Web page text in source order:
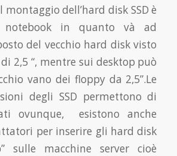
montaggio dell’hard disk SSD è
notebook in quanto và ad
del vecchio hard disk visto
2,5 “, mentre sui desktop può
vano dei floppy da 2,5”.Le
degli SSD permettono di
ovunque, esistono anche
per inserire gli hard disk
sulle macchine server cioè